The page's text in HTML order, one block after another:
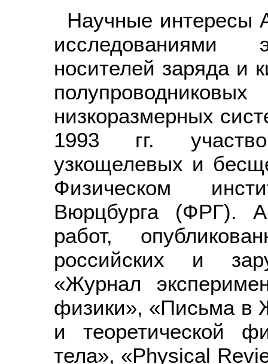
Научные интересы
исследованиями
носителей заряда и
низкоразмерных
1993 гг.
узкощелевых и
Физическом
Вюрцбурга (ФРГ).
работ,
российских и
«Журнал
физики», «Письма в
и теоретической
тела», «Physical